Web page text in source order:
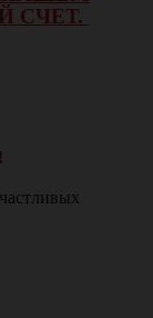
СЧЕТ.